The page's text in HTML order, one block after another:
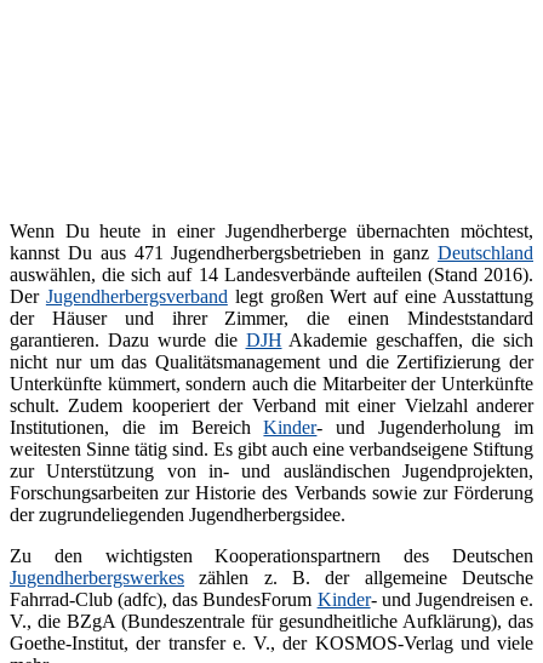
Wenn Du heute in einer Jugendherberge übernachten möchtest,
kannst Du aus 471 Jugendherbergsbetrieben in ganz Deutschland
auswählen, die sich auf 14 Landesverbände aufteilen (Stand 2016).
Der Jugendherbergsverband legt großen Wert auf eine Ausstattung
der Häuser und ihrer Zimmer, die einen Mindeststandard
garantieren. Dazu wurde die DJH Akademie geschaffen, die sich
nicht nur um das Qualitätsmanagement und die Zertifizierung der
Unterkünfte kümmert, sondern auch die Mitarbeiter der Unterkünfte
schult. Zudem kooperiert der Verband mit einer Vielzahl anderer
Institutionen, die im BereichKinder- und Jugenderholung im
weitesten Sinne tätig sind. Es gibt auch eine verbandseigene Stiftung
zur Unterstützung von in- und ausländischen Jugendprojekten,
Forschungsarbeiten zur Historie des Verbands sowie zur Förderung
der zugrundeliegenden Jugendherbergsidee.
Zu den wichtigsten Kooperationspartnern des Deutschen
Jugendherbergswerkes zählen z. B. der allgemeine Deutsche
Fahrrad-Club (adfc), das BundesForum Kinder- und Jugendreisen e.
V., die BZgA (Bundeszentrale für gesundheitliche Aufklärung), das
Goethe-Institut, der transfer e. V., der KOSMOS-Verlag und viele